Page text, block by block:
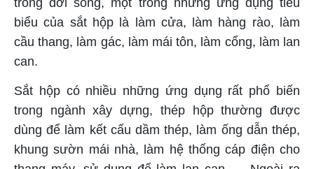
biểu của sắt hộp là làm cửa, làm hàng rào, làm
cầu thang, làm gác, làm mái tôn, làm cổng, làm lan
can.
Sắt hộp có nhiều những ứng dụng rất phổ biến
trong ngành xây dựng, thép hộp thường được
dùng để làm kết cấu dầm thép, làm ống dẫn thép,
khung sườn mái nhà, làm hệ thống cáp điện cho